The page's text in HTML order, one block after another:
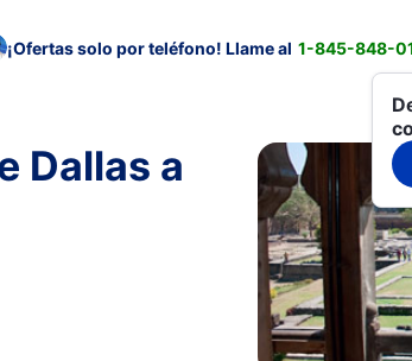
¡Ofertas solo por teléfono! Llame al 1-845-848-
Dallas a